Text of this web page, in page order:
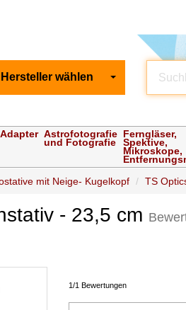
Hersteller wählen
Adapter Astrofotografie
und Fotografie
Ferngläser,
Spektive,
Mikroskope,
mit Neige- Kugelkopf TS
- 23,5 cm
1/1 Bewertungen